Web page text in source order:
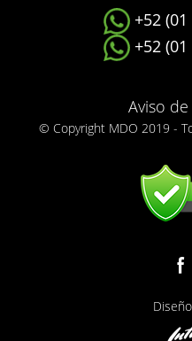
+52 (01
+52 (01
Aviso
© Copyright MDO 2019 -